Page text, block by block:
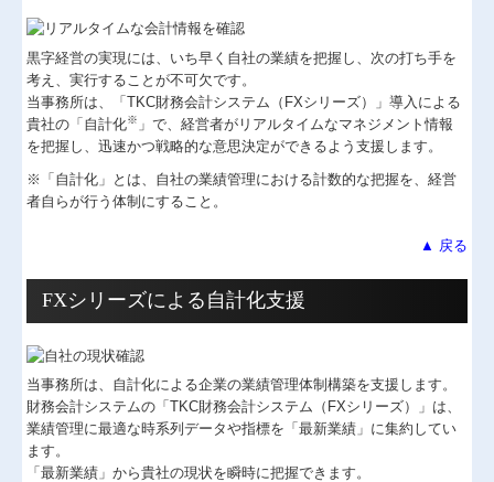
FX4クラウド
補助金・助成金・融資情報
関与先向け融資商品ご紹介
経営者お役立ち情報
社長メニューASP版
経営革新等支援機関とは
経営改善オンデマンド講座
黒字経営の実現には、いち早く自社の業績を把握し、次の打ち手を
考え、実行することが不可欠です。
当事務所は、「TKC財務会計システム（FXシリーズ）」導入による
貴社の「自計化※ 」で、経営者がリアルタイムなマネジメント情報
を把握し、迅速かつ戦略的な意思決定ができるよう支援します。
※「自計化」とは、自社の業績管理における計数的な把握を、経営
者自らが行う体制にすること。
▲ 戻る
FXシリーズによる自計化支援
当事務所は、自計化による企業の業績管理体制構築を支援します。
財務会計システムの「TKC財務会計システム（FXシリーズ）」は、
業績管理に最適な時系列データや指標を「最新業績」に集約してい
ます。
「最新業績」から貴社の現状を瞬時に把握できます。